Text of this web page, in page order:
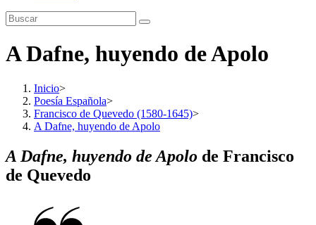
A Dafne, huyendo de Apolo
Inicio>
Poesía Española>
Francisco de Quevedo (1580-1645)>
A Dafne, huyendo de Apolo
A Dafne, huyendo de Apolo de Francisco
de Quevedo